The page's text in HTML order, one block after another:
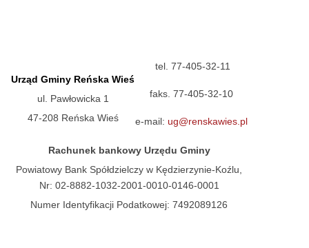
Urząd Gminy Reńska Wieś
ul. Pawłowicka 1
47-208 Reńska Wieś
tel. 77-405-32-11
faks. 77-405-32-10
e-mail: ug@renskawies.pl
Rachunek bankowy Urzędu Gminy
Powiatowy Bank Spółdzielczy w Kędzierzynie-Koźlu,
Nr: 02-8882-1032-2001-0010-0146-0001
Numer Identyfikacji Podatkowej: 7492089126